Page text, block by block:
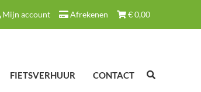
€0,00
Afrekenen
Mijn account
FIETSVERHUUR CONTACT